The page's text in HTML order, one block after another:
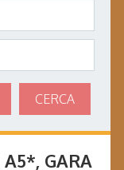
CERCA
A5*, GARA